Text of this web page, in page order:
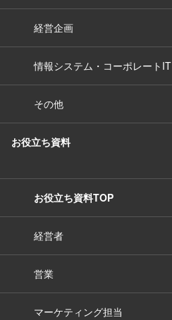
経営企画
情報システム・コーポレートIT
その他
お役立ち資料
お役立ち資料TOP
経営者
営業
マーケティング担当